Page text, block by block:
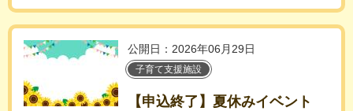
公開日：2026年06月29日
子育て支援施設
【申込終了】夏休みイベント